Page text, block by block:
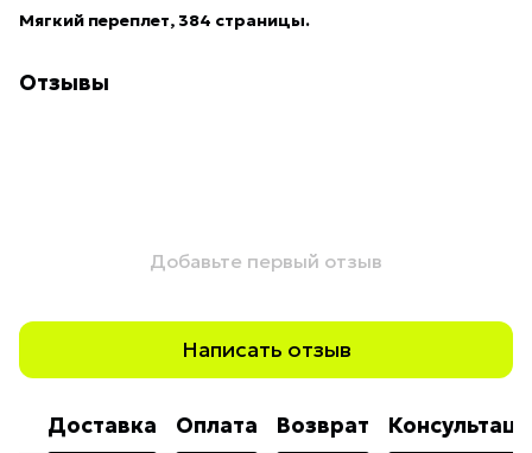
Мягкий переплет, 384 страницы.
Отзывы
Добавьте первый отзыв
Написать отзыв
Доставка Оплата Возврат